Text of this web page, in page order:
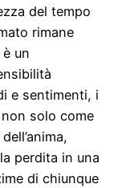
del tempo
rimane
un
e sentimenti, i
solo come
perdita in una
di chiunque